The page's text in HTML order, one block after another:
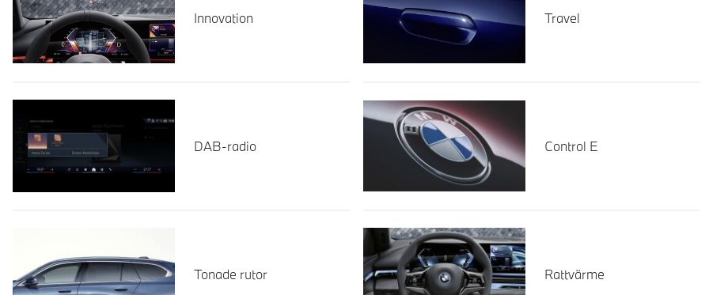
Innovation Travel
DAB-radio Control E
Tonade rutor Rattvärme
Läs mer